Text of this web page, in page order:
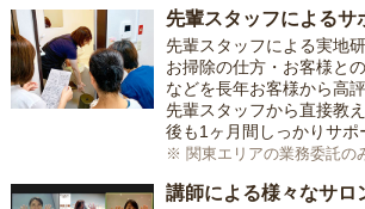
先輩スタッフによるサ
先輩スタッフによる実地
お掃除の仕方・お客様と
などを長年お客様から高
先輩スタッフから直接教
後も1ヶ月間しっかりサポ
※ 関東エリアの業務委託の
講師による様々なサロ